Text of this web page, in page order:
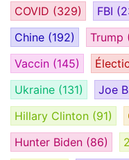
COVID (329) FBI
Chine (192) Trump
Vaccin (145)
Ukraine (131) Joe
Hillary Clinton (91)
Hunter Biden (86)